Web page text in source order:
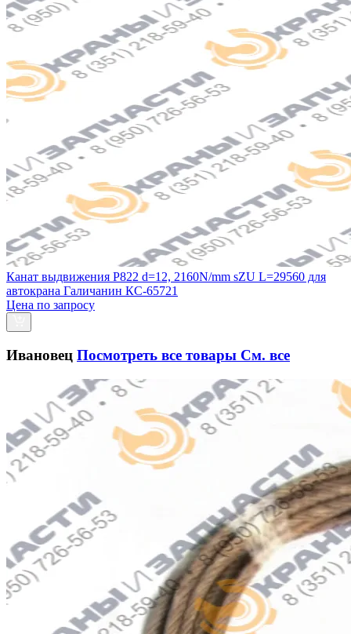
Канат выдвижения P822 d=12, 2160N/mm sZU L=29560 для
автокрана Галичанин КС-65721
Цена по запросу
Ивановец Посмотреть все товары См. все